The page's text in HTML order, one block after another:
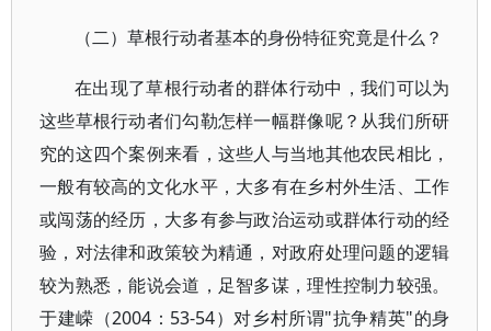
（二）草根行动者基本的身份特征究竟是什么？
在出现了草根行动者的群体行动中，我们可以为
这些草根行动者们勾勒怎样一幅群像呢？从我们所研
究的这四个案例来看，这些人与当地其他农民相比，
一般有较高的文化水平，大多有在乡村外生活、工作
或闯荡的经历，大多有参与政治运动或群体行动的经
验，对法律和政策较为精通，对政府处理问题的逻辑
较为熟悉，能说会道，足智多谋，理性控制力较强。
于建嵘（2004：53-54）对乡村所谓"抗争精英"的身